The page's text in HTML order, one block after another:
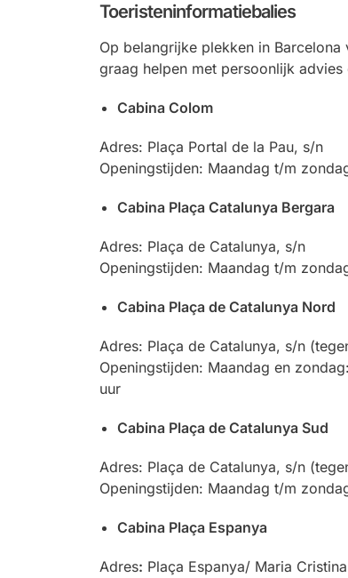
Toeristeninformatiebalies
Op belangrijke plekken in
graag helpen met persoonlijk advies
Cabina Colom
Adres: Plaça Portal de la Pau, s/n
Openingstijden: Maandag t/m
Cabina Plaça Catalunya Bergara
Adres: Plaça de Catalunya, s/n
Openingstijden: Maandag t/m
Cabina Plaça de Catalunya Nord
Adres: Plaça de Catalunya, s/n
Openingstijden: Maandag en
uur
Cabina Plaça de Catalunya Sud
Adres: Plaça de Catalunya, s/n
Openingstijden: Maandag t/m
Cabina Plaça Espanya
Adres: Plaça Espanya/ Maria